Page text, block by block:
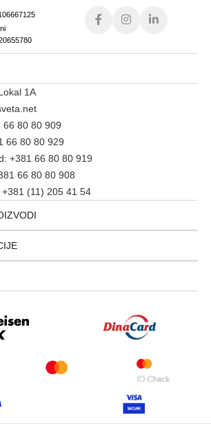
1A
66 80 80 909
66 80 80 929
+381 66 80 80 919
66 80 80 908
(11) 205 41 54